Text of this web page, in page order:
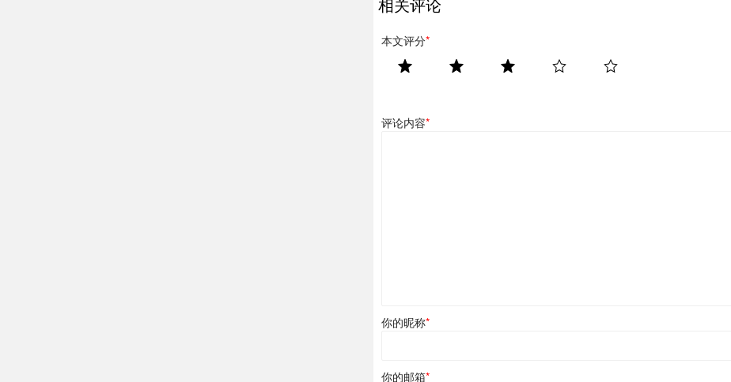
相关评论
本文评分*
评论内容*
你的昵称*
你的邮箱*